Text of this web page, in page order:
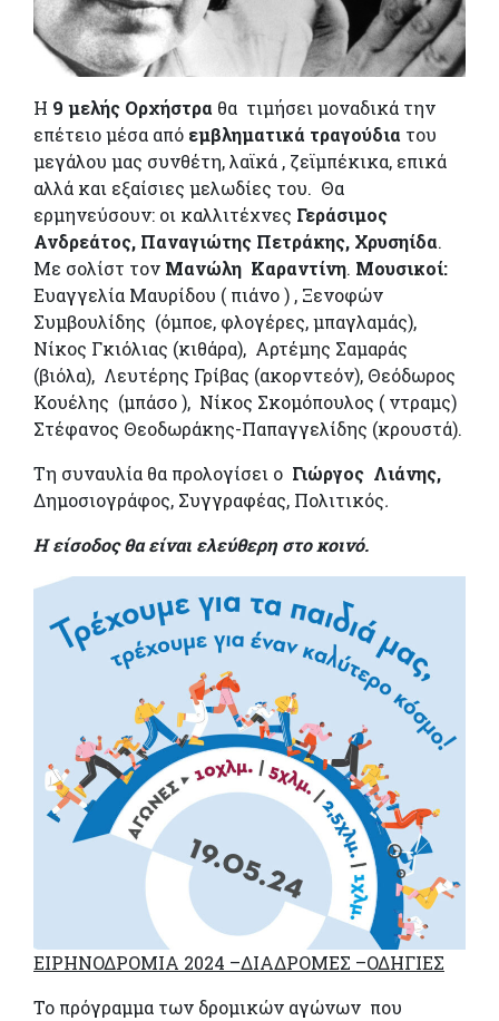
Η 9 μελής Ορχήστρα θα τιμήσει μοναδικά την
επέτειο μέσα από εμβληματικά τραγούδια του
μεγάλου μας συνθέτη, λαϊκά , ζεϊμπέκικα, επικά
αλλά και εξαίσιες μελωδίες του. Θα
ερμηνεύσουν: οι καλλιτέχνες Γεράσιμος
Ανδρεάτος, Παναγιώτης Πετράκης, Χρυσηίδα.
Με σολίστ τον Μανώλη Καραντίνη. Μουσικοί:
Ευαγγελία Μαυρίδου ( πιάνο ) , Ξενοφών
Συμβουλίδης (όμποε, φλογέρες, μπαγλαμάς),
Νίκος Γκιόλιας (κιθάρα), Αρτέμης Σαμαράς
(βιόλα), Λευτέρης Γρίβας (ακορντεόν), Θεόδωρος
Κουέλης (μπάσο ), Νίκος Σκομόπουλος ( ντραμς)
Στέφανος Θεοδωράκης-Παπαγγελίδης (κρουστά).
Τη συναυλία θα προλογίσει ο Γιώργος Λιάνης,
Δημοσιογράφος, Συγγραφέας, Πολιτικός.
Η είσοδος θα είναι ελεύθερη στο κοινό.
ΕΙΡΗΝΟΔΡΟΜΙΑ 2024 –ΔΙΑΔΡΟΜΕΣ –ΟΔΗΓΙΕΣ
Το πρόγραμμα των δρομικών αγώνων που